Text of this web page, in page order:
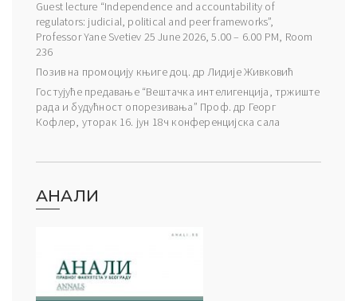
Guest lecture “Independence and accountability of
regulators: judicial, political and peer frameworks”,
Professor Yane Svetiev 25 June 2026, 5.00 – 6.00 PM, Room
236
Позив на промоцију књиге доц. др Лидије Живковић
Гостујуће предавање “Вештачка интелигенција, тржиште
рада и будућност опорезивања” Проф. др Георг
Кофлер, уторак 16. јун 18ч конференцијска сала
АНАЛИ